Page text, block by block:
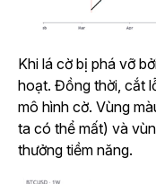
Khi lá cờ bị phá vỡ
hoạt. Đồng thời, cắt
mô hình cờ. Vùng
ta có thể mất) và
thưởng tiềm năng.